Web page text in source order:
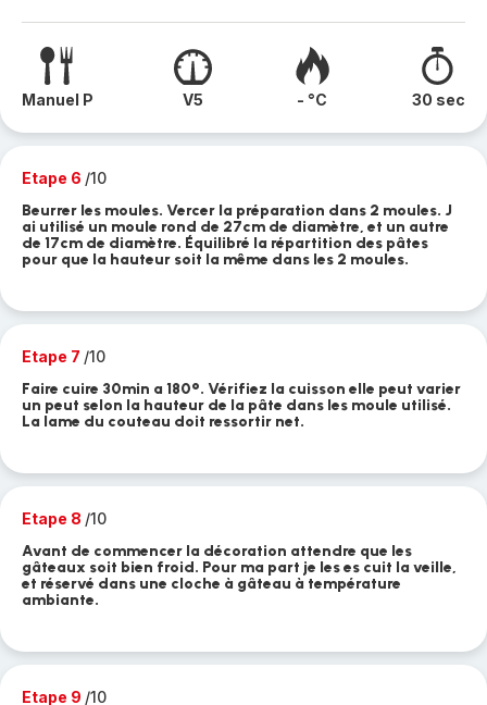
Manuel P V5 - °C 30 sec
Etape 6 /10
Beurrer les moules. Vercer la préparation dans 2 moules. J
ai utilisé un moule rond de 27cm de diamètre, et un autre
de 17cm de diamètre. Équilibré la répartition des pâtes
pour que la hauteur soit la même dans les 2 moules.
Etape 7 /10
Faire cuire 30min a 180°. Vérifiez la cuisson elle peut varier
un peut selon la hauteur de la pâte dans les moule utilisé.
La lame du couteau doit ressortir net.
Etape 8 /10
Avant de commencer la décoration attendre que les
gâteaux soit bien froid. Pour ma part je les es cuit la veille,
et réservé dans une cloche à gâteau à température
ambiante.
Etape 9 /10